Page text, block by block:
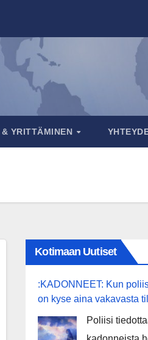
YRITTÄMINEN
Kotimaan Uutiset
:KADONNEET: Kun
on kyse aina vakavasta
Poliisi